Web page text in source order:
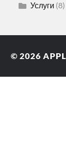
Услуги (8)
© 2026